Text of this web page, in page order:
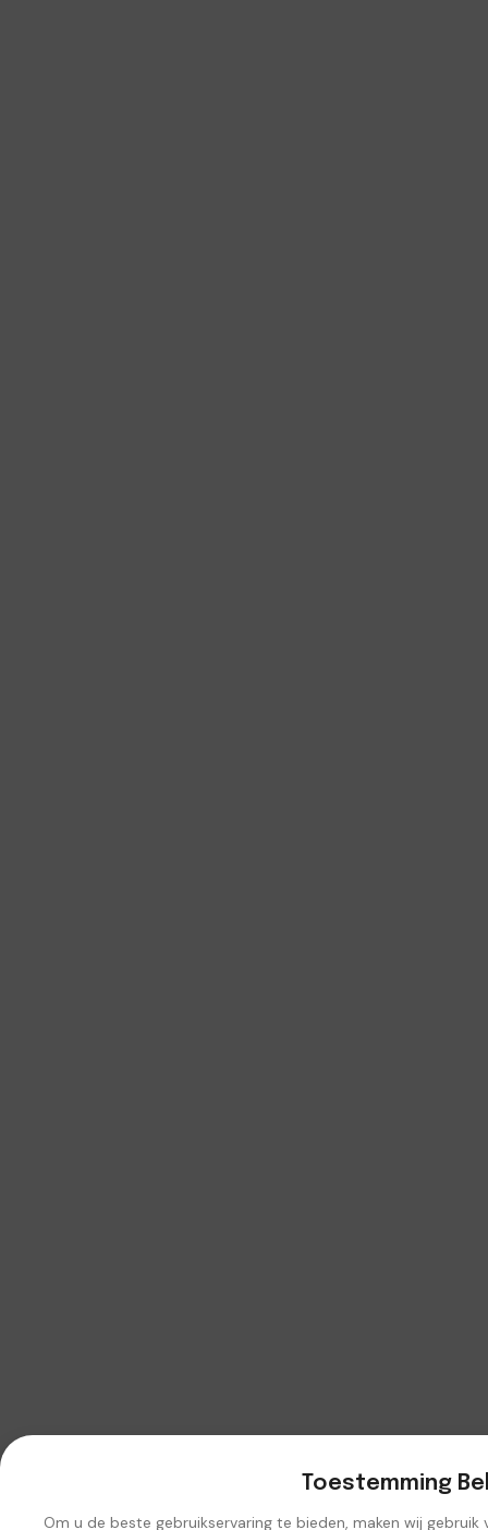
Toestemming
Om u de beste gebruikservaring te bieden, maken wij